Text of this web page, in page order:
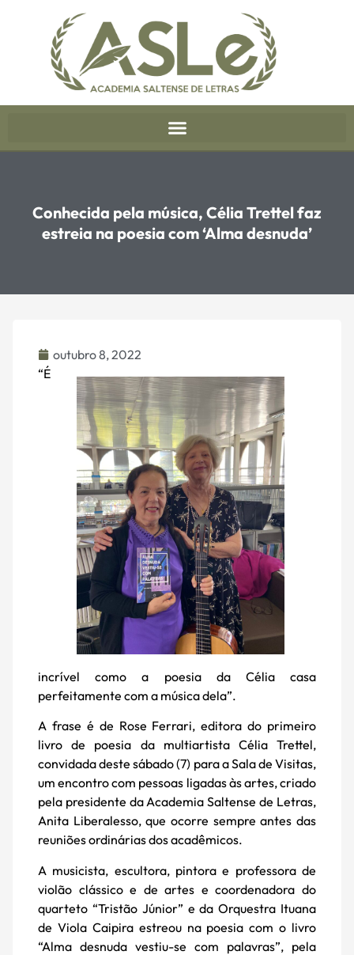
Conhecida pela música, Célia Trettel faz
estreia na poesia com ‘Alma desnuda’
outubro 8, 2022
“É
incrível como a poesia da Célia casa
perfeitamente com a música dela”.
A frase é de Rose Ferrari, editora do primeiro
livro de poesia da multiartista Célia Trettel,
convidada deste sábado (7) para a Sala de Visitas,
um encontro com pessoas ligadas às artes, criado
pela presidente da Academia Saltense de Letras,
Anita Liberalesso, que ocorre sempre antes das
reuniões ordinárias dos acadêmicos.
A musicista, escultora, pintora e professora de
violão clássico e de artes e coordenadora do
quarteto “Tristão Júnior” e da Orquestra Ituana
de Viola Caipira estreou na poesia com o livro
“Alma desnuda vestiu-se com palavras”, pela